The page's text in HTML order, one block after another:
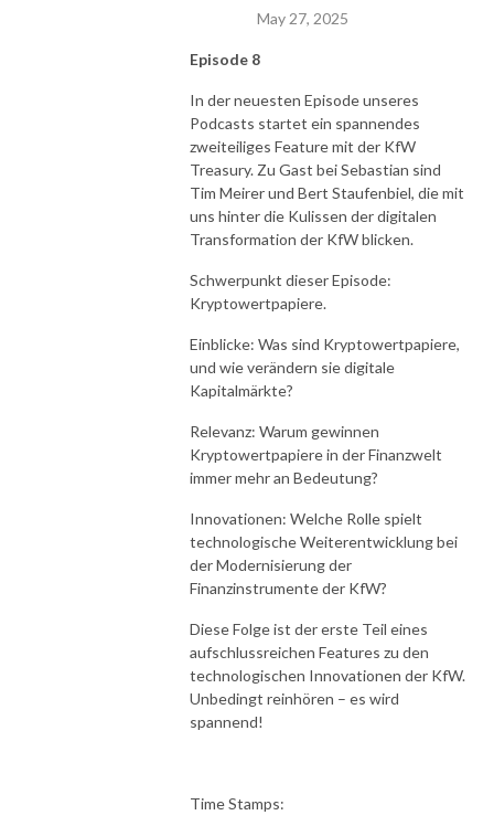
May 27, 2025
Episode 8
In der neuesten Episode unseres
Podcasts startet ein spannendes
zweiteiliges Feature mit der KfW
Treasury. Zu Gast bei Sebastian sind
Tim Meirer und Bert Staufenbiel, die mit
uns hinter die Kulissen der digitalen
Transformation der KfW blicken.
Schwerpunkt dieser Episode:
Kryptowertpapiere.
Einblicke: Was sind Kryptowertpapiere,
und wie verändern sie digitale
Kapitalmärkte?
Relevanz: Warum gewinnen
Kryptowertpapiere in der Finanzwelt
immer mehr an Bedeutung?
Innovationen: Welche Rolle spielt
technologische Weiterentwicklung bei
der Modernisierung der
Finanzinstrumente der KfW?
Diese Folge ist der erste Teil eines
aufschlussreichen Features zu den
technologischen Innovationen der KfW.
Unbedingt reinhören – es wird
spannend!
Time Stamps: